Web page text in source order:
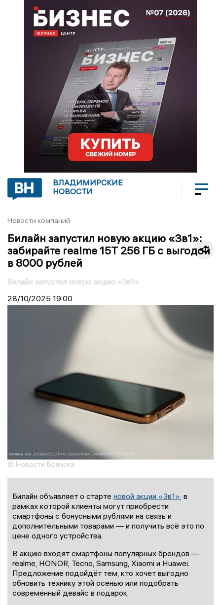
ВЛАДИМИРСКИЕ
НОВОСТИ
Новости компаний
Билайн запустил новую акцию «3в1»:
забирайте realme 15T 256 ГБ с выгодой
в 8000 рублей
Билайн запустил новую акцию «3в1»
28/10/2025 19:00
© Новости Брянска
Билайн объявляет о старте новой акции «3в1», в
рамках которой клиенты могут приобрести
смартфоны с бонусными рублями на связь и
дополнительными товарами — и получить всё это по
цене одного устройства.
В акцию входят смартфоны популярных брендов —
realme, HONOR, Tecno, Samsung, Xiaomi и Huawei.
Предложение подойдёт тем, кто хочет выгодно
обновить технику этой осенью или подобрать
современный девайс в подарок.